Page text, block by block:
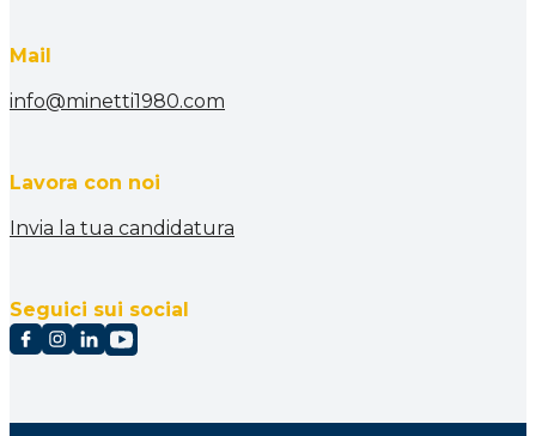
Mail
info@minetti1980.com
Lavora con noi
Invia la tua candidatura
Seguici sui social